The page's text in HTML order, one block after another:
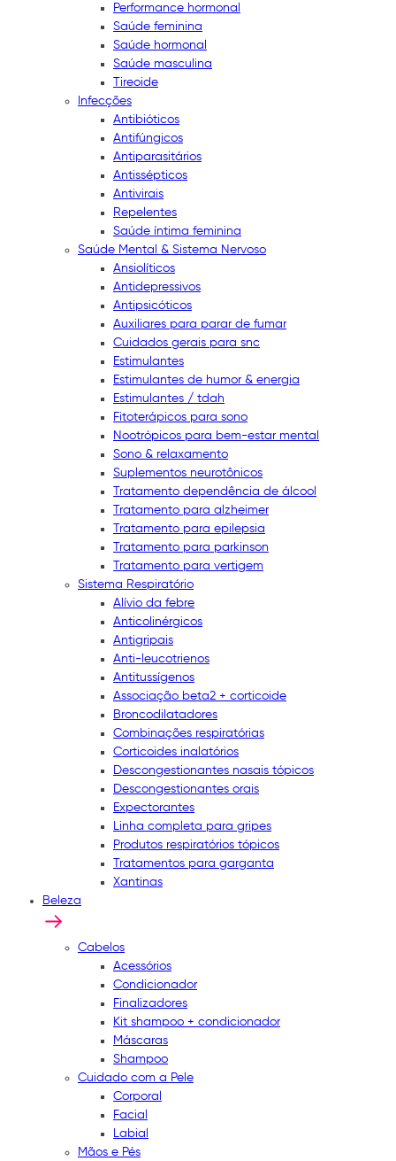
Performance hormonal
Saúde feminina
Saúde hormonal
Saúde masculina
Tireoide
Infecções
Antibióticos
Antifúngicos
Antiparasitários
Antissépticos
Antivirais
Repelentes
Saúde íntima feminina
Saúde Mental & Sistema Nervoso
Ansiolíticos
Antidepressivos
Antipsicóticos
Auxiliares para parar de fumar
Cuidados gerais para snc
Estimulantes
Estimulantes de humor & energia
Estimulantes / tdah
Fitoterápicos para sono
Nootrópicos para bem-estar mental
Sono & relaxamento
Suplementos neurotônicos
Tratamento dependência de álcool
Tratamento para alzheimer
Tratamento para epilepsia
Tratamento para parkinson
Tratamento para vertigem
Sistema Respiratório
Alívio da febre
Anticolinérgicos
Antigripais
Anti-leucotrienos
Antitussígenos
Associação beta2 + corticoide
Broncodilatadores
Combinações respiratórias
Corticoides inalatórios
Descongestionantes nasais tópicos
Descongestionantes orais
Expectorantes
Linha completa para gripes
Produtos respiratórios tópicos
Tratamentos para garganta
Xantinas
Beleza
Cabelos
Acessórios
Condicionador
Finalizadores
Kit shampoo + condicionador
Máscaras
Shampoo
Cuidado com a Pele
Corporal
Facial
Labial
Mãos e Pés